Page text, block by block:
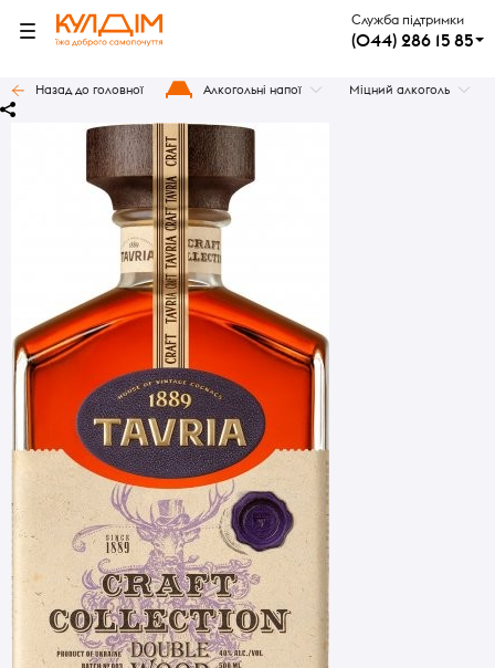
Служба підтримки
(044) 286 15 85
Назад до головної Алкогольні напої Міцний алкоголь